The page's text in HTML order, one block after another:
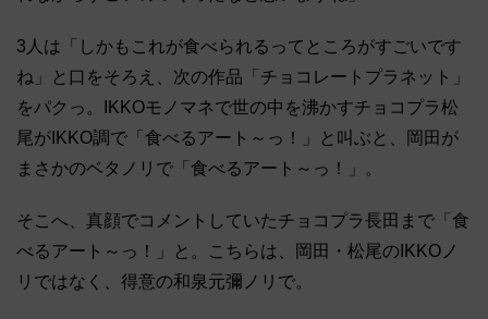
3人は「しかもこれが食べられるってところがすごいです
ね」と口をそろえ、次の作品「チョコレートプラネット」
をパクっ。IKKOモノマネで世の中を沸かすチョコプラ松
尾がIKKO調で「食べるアート～っ！」と叫ぶと、岡田が
まさかのベタノリで「食べるアート～っ！」。
そこへ、真顔でコメントしていたチョコプラ長田まで「食
べるアート～っ！」と。こちらは、岡田・松尾のIKKOノ
リではなく、得意の和泉元彌ノリで。